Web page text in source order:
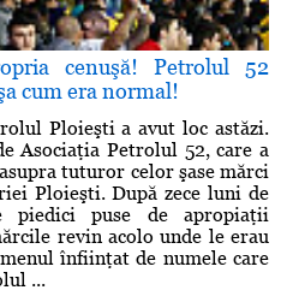
cenuşă! Petrolul 52
cum era normal!
Ploieşti a avut loc astăzi.
Asociaţia Petrolul 52, care a
tuturor celor şase mărci
Ploieşti. După zece luni de
puse de apropiaţii
revin acolo unde le erau
înfiinţat de numele care
...